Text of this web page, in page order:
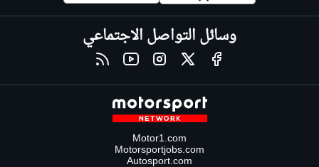
وسائل التواصل الاجتماعي
Motor1.com
Motorsportjobs.com
Autosport.com